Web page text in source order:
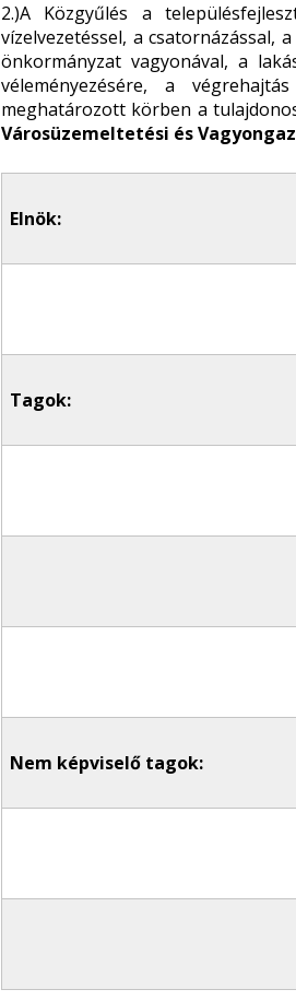
2.)A Közgyűlés a
vízelvezetéssel, a csatornázással,
önkormányzat vagyonával, a
véleményezésére, a
meghatározott körben a
Városüzemeltetési és
Elnök:
Tagok:
Nem képviselő tagok: